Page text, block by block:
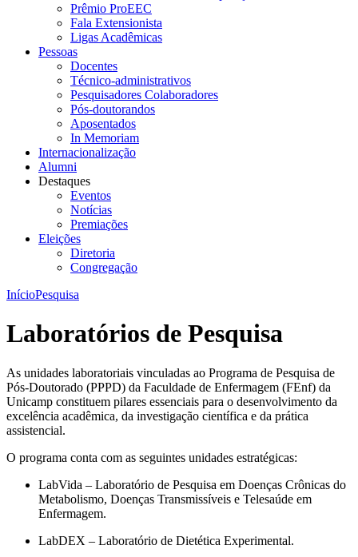
Prêmio ProEEC
Fala Extensionista
Ligas Acadêmicas
Pessoas
Docentes
Técnico-administrativos
Pesquisadores Colaboradores
Pós-doutorandos
Aposentados
In Memoriam
Internacionalização
Alumni
Destaques
Eventos
Notícias
Premiações
Eleições
Diretoria
Congregação
InícioPesquisa
Laboratórios de Pesquisa
As unidades laboratoriais vinculadas ao Programa de Pesquisa de
Pós-Doutorado (PPPD) da Faculdade de Enfermagem (FEnf) da
Unicamp constituem pilares essenciais para o desenvolvimento da
excelência acadêmica, da investigação científica e da prática
assistencial.
O programa conta com as seguintes unidades estratégicas:
LabVida – Laboratório de Pesquisa em Doenças Crônicas do
Metabolismo, Doenças Transmissíveis e Telesaúde em
Enfermagem.
LabDEX – Laboratório de Dietética Experimental.